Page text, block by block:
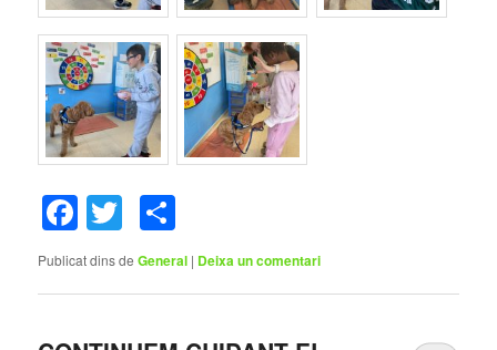
Facebook
Twitter
Publicat dins de General | Deixa un comentari